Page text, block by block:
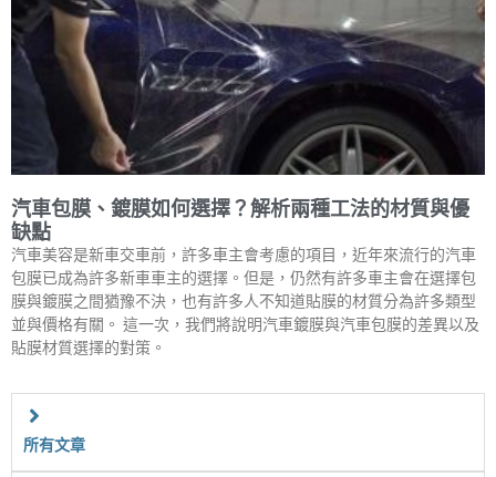
汽車包膜、鍍膜如何選擇？解析兩種工法的材質與優
缺點
汽車美容是新車交車前，許多車主會考慮的項目，近年來流行的汽車
包膜已成為許多新車車主的選擇。但是，仍然有許多車主會在選擇包
膜與鍍膜之間猶豫不決，也有許多人不知道貼膜的材質分為許多類型
並與價格有關。 這一次，我們將說明汽車鍍膜與汽車包膜的差異以及
貼膜材質選擇的對策。
所有文章